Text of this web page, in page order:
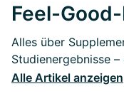
Feel-
Alles über
Studienergebnisse
Alle Artikel anzeigen